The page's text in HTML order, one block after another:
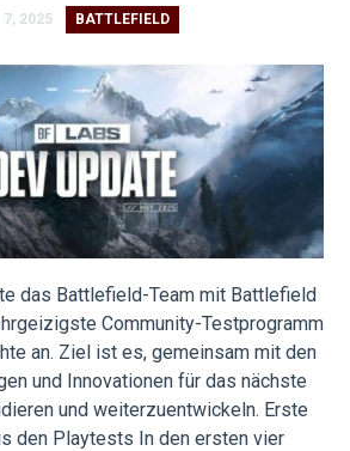
2025 BATTLEFIELD
das Battlefield-Team mit Battlefield
Community-Testprogramm
an. Ziel ist es, gemeinsam mit den
und Innovationen für das nächste
und weiterzuentwickeln. Erste
den Playtests In den ersten vier